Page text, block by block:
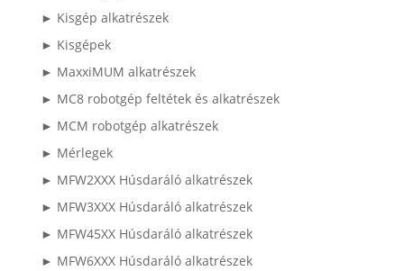
► Kisgép alkatrészek
► Kisgépek
► MaxxiMUM alkatrészek
► MC8 robotgép feltétek és alkatrészek
► MCM robotgép alkatrészek
► Mérlegek
► MFW2XXX Húsdaráló alkatrészek
► MFW3XXX Húsdaráló alkatrészek
► MFW45XX Húsdaráló alkatrészek
► MFW6XXX Húsdaráló alkatrészek